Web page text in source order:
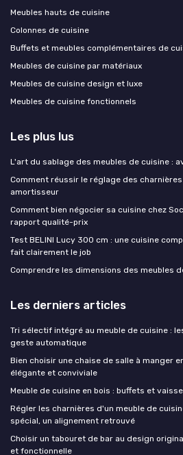
Meubles hauts de cuisine
Colonnes de cuisine
Buffets et meubles complémentaires de
Meubles de cuisine par matériaux
Meubles de cuisine design et luxe
Meubles de cuisine fonctionnels
Les plus lus
L'art du sablage des meubles de cuisine :
Comment réussir le réglage des
amortisseur
Comment bien négocier sa cuisine chez
rapport qualité-prix
Test BELINI Lucy 300 cm : une cuisine
fait clairement le job
Comprendre les dimensions des meubles
Les derniers articles
Tri sélectif intégré au meuble de cuisine :
geste automatique
Bien choisir une chaise de salle à manger
élégante et conviviale
Meuble de cuisine en bois : buffets et
Régler les charnières d'un meuble de
spécial, un alignement retrouvé
Choisir un tabouret de bar au design
et fonctionnelle